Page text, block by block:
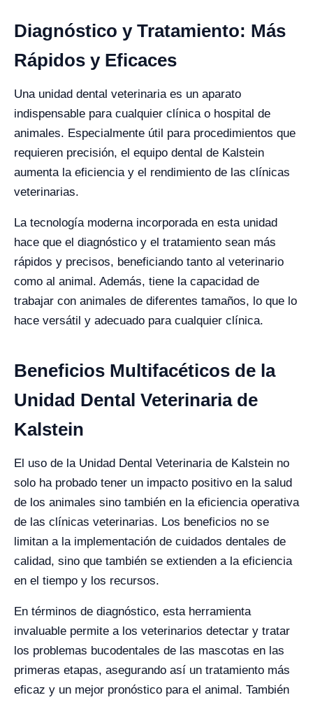
Diagnóstico y Tratamiento: Más
Rápidos y Eficaces
Una unidad dental veterinaria es un aparato
indispensable para cualquier clínica o hospital de
animales. Especialmente útil para procedimientos que
requieren precisión, el equipo dental de Kalstein
aumenta la eficiencia y el rendimiento de las clínicas
veterinarias.
La tecnología moderna incorporada en esta unidad
hace que el diagnóstico y el tratamiento sean más
rápidos y precisos, beneficiando tanto al veterinario
como al animal. Además, tiene la capacidad de
trabajar con animales de diferentes tamaños, lo que lo
hace versátil y adecuado para cualquier clínica.
Beneficios Multifacéticos de la
Unidad Dental Veterinaria de
Kalstein
El uso de la Unidad Dental Veterinaria de Kalstein no
solo ha probado tener un impacto positivo en la salud
de los animales sino también en la eficiencia operativa
de las clínicas veterinarias. Los beneficios no se
limitan a la implementación de cuidados dentales de
calidad, sino que también se extienden a la eficiencia
en el tiempo y los recursos.
En términos de diagnóstico, esta herramienta
invaluable permite a los veterinarios detectar y tratar
los problemas bucodentales de las mascotas en las
primeras etapas, asegurando así un tratamiento más
eficaz y un mejor pronóstico para el animal. También